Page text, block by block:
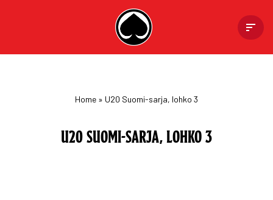
Home » U20 Suomi-sarja, lohko 3
U20 SUOMI-SARJA, LOHKO 3